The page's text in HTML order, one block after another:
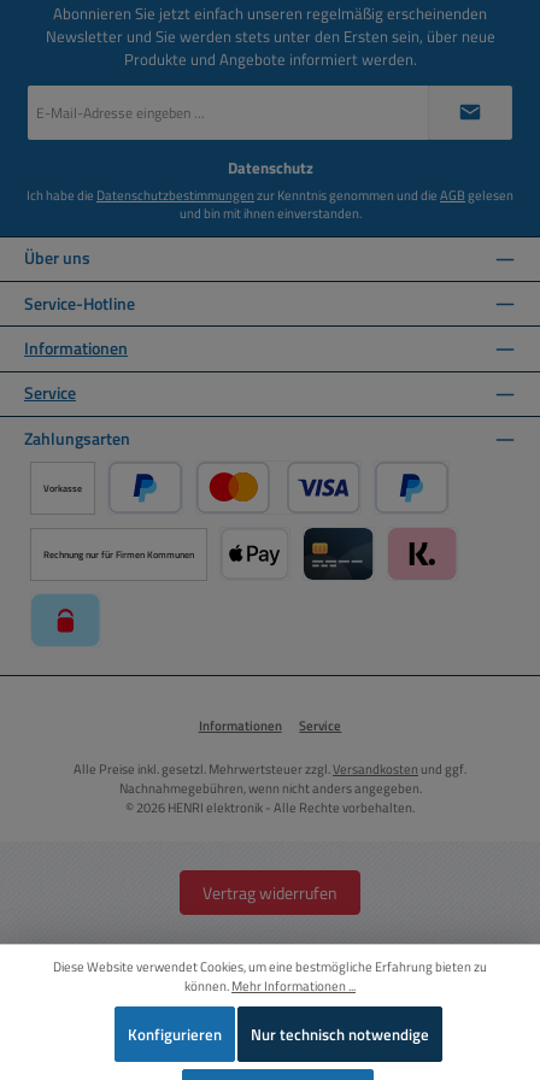
Abonnieren Sie jetzt einfach unseren regelmäßig erscheinenden
Newsletter und Sie werden stets unter den Ersten sein, über neue
Produkte und Angebote informiert werden.
Mail-
Datenschutz
Ich habe die Datenschutzbestimmungenzur Kenntnis genommen und dieAGBgelesen
und bin mit ihnen einverstanden.
Über uns
Service-Hotline
Informationen
Service
Zahlungsarten
Vorkasse
PayPal Kredit- oder Debitkarte über PayPal
Später Bezahlen
Rechnung nur für Firmen Kommunen
Informationen Service
Alle Preise inkl. gesetzl. Mehrwertsteuer zzgl.Versandkosten und ggf.
Nachnahmegebühren, wenn nicht anders angegeben.
© 2026 HENRI elektronik - Alle Rechte vorbehalten.
Vertrag widerrufen
Diese Website verwendet Cookies, um eine bestmögliche Erfahrung bieten zu
können.Mehr Informationen ...
Nur technisch notwendige
Konfigurieren